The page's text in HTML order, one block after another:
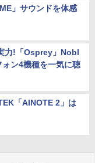
」サウンドを体感
力!「Osprey」Nobl
ン4機種を一気に聴
「AINOTE 2」は